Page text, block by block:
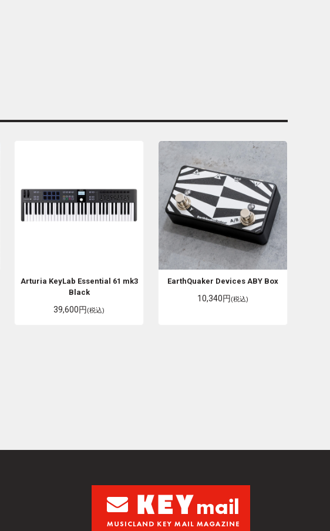
Arturia KeyLab Essential 61 mk3
Black
39,600円(税込)
EarthQuaker Devices ABY Box
10,340円(税込)